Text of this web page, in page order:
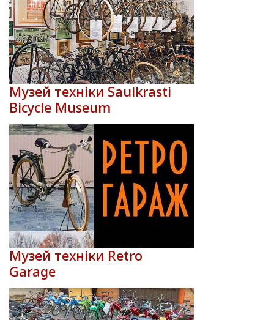
Музей техніки Saulkrasti
Bicycle Museum
Музей техніки Retro
Garage